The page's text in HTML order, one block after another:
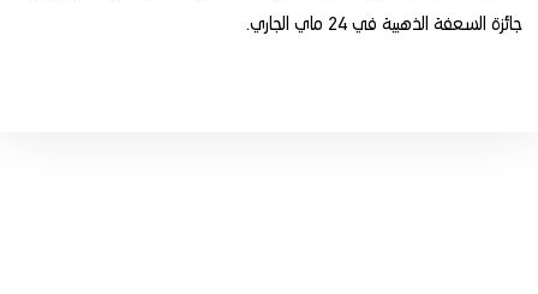
جائزة السعفة الذهبية في 24 ماي الجاري.